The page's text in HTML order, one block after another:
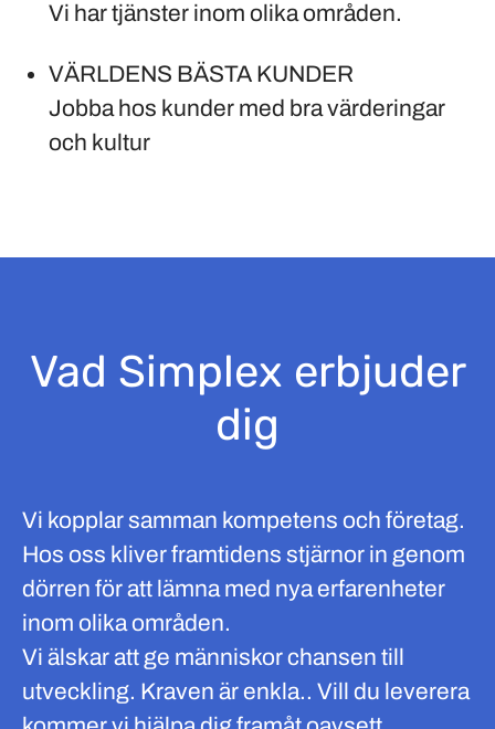
Vi har tjänster inom olika områden.
VÄRLDENS BÄSTA KUNDER
Jobba hos kunder med bra värderingar
och kultur
Vad Simplex erbjuder
dig
Vi kopplar samman kompetens och företag.
Hos oss kliver framtidens stjärnor in genom
dörren för att lämna med nya erfarenheter
inom olika områden.
Vi älskar att ge människor chansen till
utveckling. Kraven är enkla.. Vill du leverera